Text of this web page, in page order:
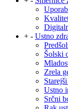
+ - Ustno
Šolski
Zrela
Ustno
Srčni